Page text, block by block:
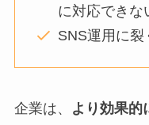
に対応できな
SNS運用に裂
企業は、
より効果的